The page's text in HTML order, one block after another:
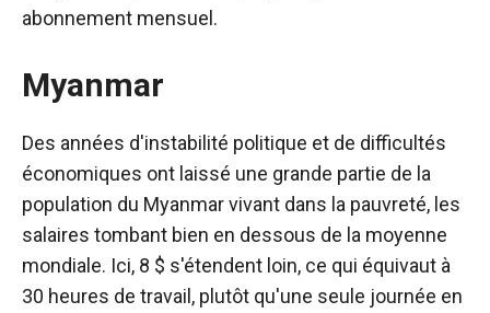
abonnement mensuel.
Myanmar
Des années d'instabilité politique et de difficultés
économiques ont laissé une grande partie de la
population du Myanmar vivant dans la pauvreté, les
salaires tombant bien en dessous de la moyenne
mondiale. Ici, 8 $ s'étendent loin, ce qui équivaut à
30 heures de travail, plutôt qu'une seule journée en